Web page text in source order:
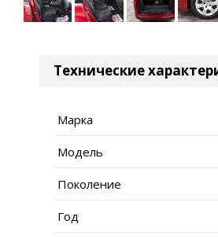
Технические
Марка
Модель
Поколение
Год